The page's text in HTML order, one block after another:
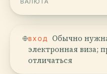
ВХОД
Обычно
электронная виза;
отличаться